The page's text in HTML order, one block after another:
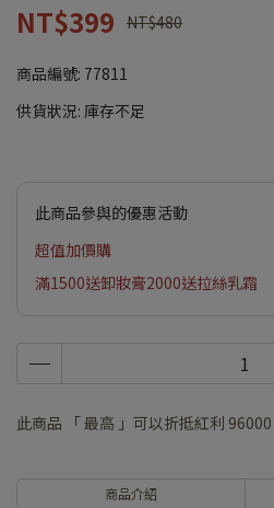
NT$399 NT$480
商品編號: 77811
供貨狀況: 庫存不足
此商品參與的優惠活動
超值加價購
滿1500送卸妝膏2000送拉絲乳霜
此商品 「 最高 」可以折抵紅利 96000
商品介紹